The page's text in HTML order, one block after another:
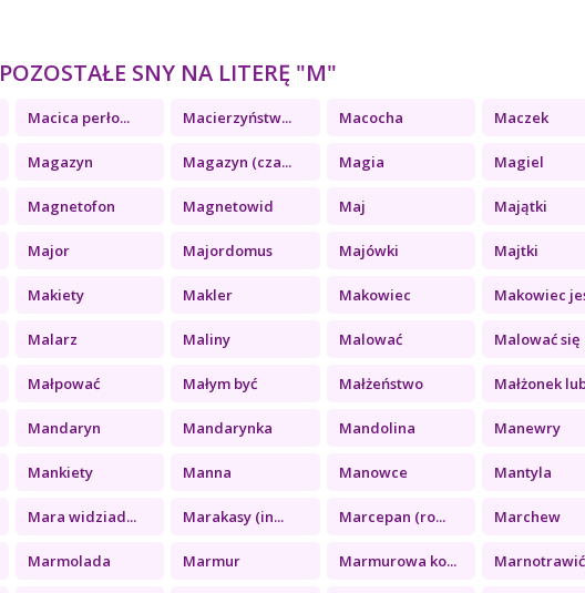
POZOSTAŁE SNY NA LITERĘ "M"
Macica perło... Macierzyństw... Macocha Maczek
Magazyn Magazyn (cza... Magia Magiel
Magnetofon Magnetowid Maj Majątki
Major Majordomus Majówki Majtki
Makiety Makler Makowiec Makowiec
Malarz Maliny Malować Malować się
Małpować Małym być Małżeństwo Małżonek
Mandaryn Mandarynka Mandolina Manewry
Mankiety Manna Manowce Mantyla
Mara widziad... Marakasy (in... Marcepan (ro... Marchew
Marmolada Marmur Marmurowa ko... Marnotrawić